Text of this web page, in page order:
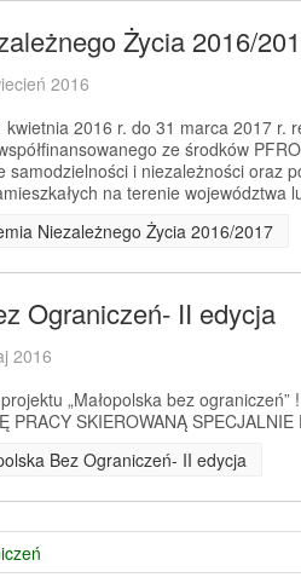
Życia 2016/
2016
kwietnia 2016 r. do 31 marca 2017 r.
ze środków
samodzielności i niezależności oraz
na terenie województwa
Niezależnego Życia 2016/2017
Ograniczeń- II edycja
2016
„Małopolska bez ograniczeń” !
PRACY SKIEROWANĄ SPECJALNIE
Bez Ograniczeń- II edycja